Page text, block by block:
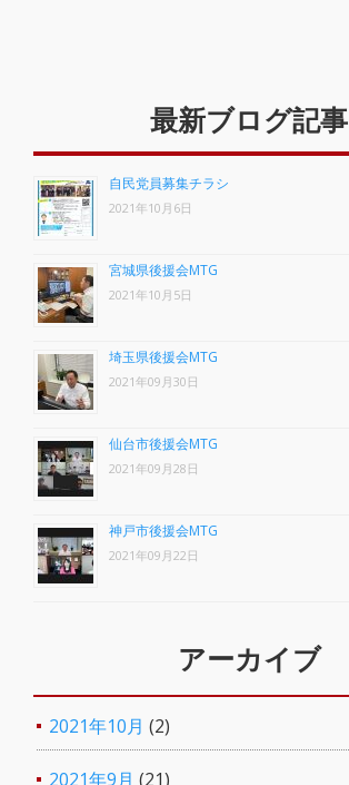
最新ブログ記事
自民党員募集チラシ
2021年10月6日
宮城県後援会MTG
2021年10月5日
埼玉県後援会MTG
2021年09月30日
仙台市後援会MTG
2021年09月28日
神戸市後援会MTG
2021年09月22日
アーカイブ
2021年10月 (2)
2021年9月 (21)